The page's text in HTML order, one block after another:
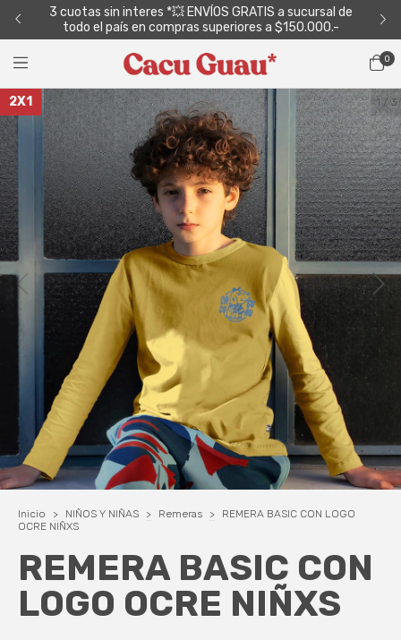
3 cuotas sin interes *💥 ENVÍOS GRATIS a sucursal de
todo el país en compras superiores a $150.000.-
0
2X1 1/3
Inicio > NIÑOS Y NIÑAS > Remeras >
REMERA BASIC CON LOGO
OCRE NIÑXS
REMERA BASIC CON
LOGO OCRE NIÑXS